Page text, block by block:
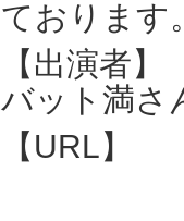
ておりま
【出演者
バット満さ
【URL】